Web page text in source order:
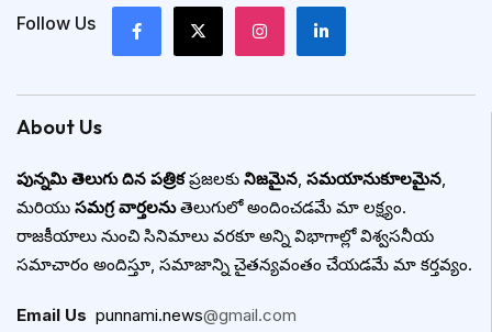
Follow Us
About Us
పున్నమి తెలుగు దిన పత్రికప్రజలకు నిజమైన, సమయానుకూలమైన,
మరియు సమగ్ర వార్తలనుతెలుగులో అందించడమే మా లక్ష్యం.
రాజకీయాలు నుంచి సినిమాలు వరకూ అన్ని విభాగాల్లో విశ్వసనీయ
సమాచారం అందిస్తూ, సమాజాన్ని చైతన్యవంతం చేయడమే మా కర్తవ్యం.
Email Us punnami.news@gmail.com